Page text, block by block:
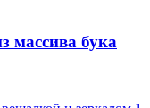
массива бука